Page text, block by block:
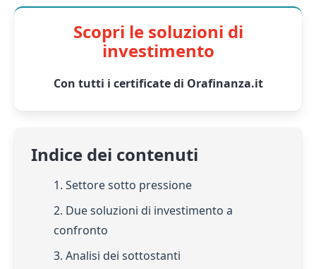
Scopri le soluzioni di
investimento
Con tutti i certificate di Orafinanza.it
Indice dei contenuti
1. Settore sotto pressione
2. Due soluzioni di investimento a
confronto
3. Analisi dei sottostanti